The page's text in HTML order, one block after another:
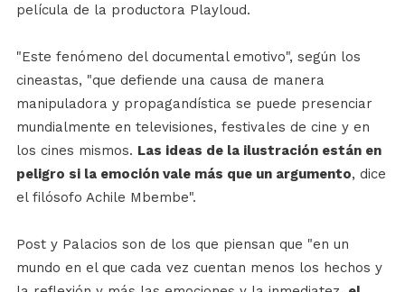
película de la productora Playloud.
"Este fenómeno del documental emotivo", según los
cineastas, "que defiende una causa de manera
manipuladora y propagandística se puede presenciar
mundialmente en televisiones, festivales de cine y en
los cines mismos. Las ideas de la ilustración están en
peligro si la emoción vale más que un argumento, dice
el filósofo Achile Mbembe".
Post y Palacios son de los que piensan que "en un
mundo en el que cada vez cuentan menos los hechos y